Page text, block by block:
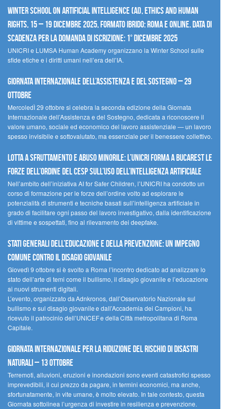
Winter School on Artificial Intelligence (AI), Ethics and Human
Rights, 15 – 19 dicembre 2025, Formato Ibrido: Roma e online. Data di
scadenza per la domanda di iscrizione: 1° dicembre 2025
UNICRI e LUMSA Human Academy organizzano la Winter School sulle
sfide etiche e i diritti umani nell’era dell’IA.
Giornata internazionale dell’assistenza e del sostegno – 29
ottobre
MercoledÌ 29 ottobre si celebra la seconda edizione della Giornata
Internazionale dell’Assistenza e del Sostegno, dedicata a riconoscere il
valore umano, sociale ed economico del lavoro assistenziale — un lavoro
spesso invisibile e sottovalutato, ma essenziale per il benessere collettivo.
Lotta a sfruttamento e abuso minorile: l’UNICRI forma a Bucarest le
forze dell’ordine del CESP sull’uso dell’Intelligenza Artificiale
Nell’ambito dell’iniziativa AI for Safer Children, l’UNICRI ha condotto un
corso di formazione per le forze dell’ordine volto ad esplorare le
potenzialità di strumenti e tecniche basati sull’intelligenza artificiale in
grado di facilitare ogni passo del lavoro investigativo, dalla identificazione
di vittime e sospettati, fino al rilevamento dei deepfake.
Stati Generali dell’Educazione e della Prevenzione: un impegno
comune contro il disagio giovanile
Giovedì 9 ottobre si è svolto a Roma l’incontro dedicato ad analizzare lo
stato dell’arte di temi come il bullismo, il disagio giovanile e l’educazione
ai nuovi strumenti digitali.
L’evento, organizzato da Adnkronos, dall’Osservatorio Nazionale sul
bullismo e sul disagio giovanile e dall’Accademia dei Campioni, ha
ricevuto il patrocinio dell’UNICEF e della Città metropolitana di Roma
Capitale.
Giornata internazionale per la riduzione del rischio di disastri
naturali – 13 ottobre
Terremoti, alluvioni, eruzioni e inondazioni sono eventi catastrofici spesso
imprevedibili, il cui prezzo da pagare, in termini economici, ma anche,
sfortunatamente, in vite umane, è molto elevato. In tale contesto, questa
Giornata sottolinea l’urgenza di investire in resilienza e prevenzione.